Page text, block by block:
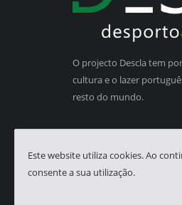
O projecto Descla tem
cultura e o lazer
resto do mundo.
Este website utiliza cookies. Ao
consente a sua utilização.